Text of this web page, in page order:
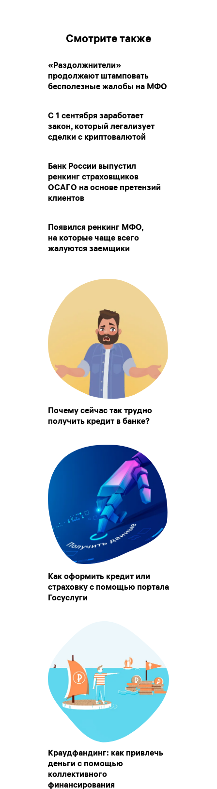
Смотрите также
«Раздолжнители»
продолжают штамповать
бесполезные жалобы на МФО
С 1 сентября заработает
закон, который легализует
сделки с криптовалютой
Банк России выпустил
ренкинг страховщиков
ОСАГО на основе претензий
клиентов
Появился ренкинг МФО,
на которые чаще всего
жалуются заемщики
Почему сейчас так трудно
получить кредит в банке?
Как оформить кредит или
страховку с помощью портала
Госуслуги
Краудфандинг: как привлечь
деньги с помощью
коллективного
финансирования